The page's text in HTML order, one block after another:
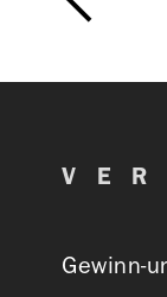
Gewinn-